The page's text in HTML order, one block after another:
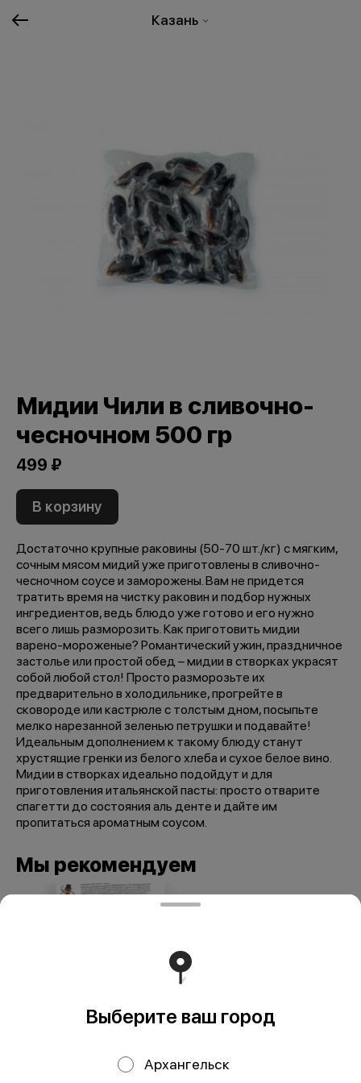
Казань
Мидии Чили в сливочно-
чесночном 500 гр
499 ₽
В корзину
Достаточно крупные раковины (50-70 шт./кг) с мягким,
сочным мясом мидий уже приготовлены в сливочно-
чесночном соусе и заморожены. Вам не придется
тратить время на чистку раковин и подбор нужных
ингредиентов, ведь блюдо уже готово и его нужно
всего лишь разморозить. Как приготовить мидии
варено-мороженые? Романтический ужин, праздничное
застолье или простой обед – мидии в створках украсят
собой любой стол! Просто разморозьте их
предварительно в холодильнике, прогрейте в
сковороде или кастрюле с толстым дном, посыпьте
мелко нарезанной зеленью петрушки и подавайте!
Идеальным дополнением к такому блюду станут
хрустящие гренки из белого хлеба и сухое белое вино.
Мидии в створках идеально подойдут и для
приготовления итальянской пасты: просто отварите
спагетти до состояния аль денте и дайте им
пропитаться ароматным соусом.
Мы рекомендуем
Заправка мидии в
Заправка для
пасты с треской в
Выберите ваш город
Архангельск